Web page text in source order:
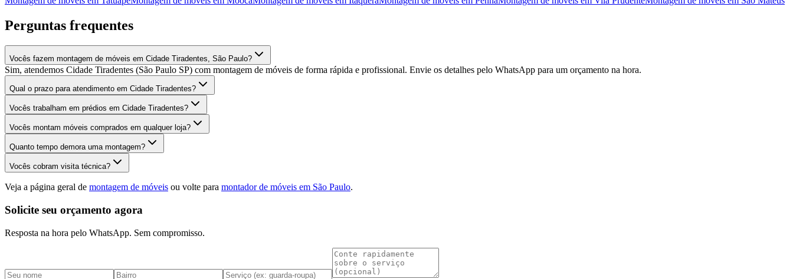
Perguntas frequentes
Vocês fazem montagem de móveis em Cidade Tiradentes, São Paulo?
Sim, atendemos Cidade Tiradentes (São Paulo SP) com montagem de móveis de forma rápida e profissional. Envie os detalhes pelo WhatsApp para um orçamento na hora.
Qual o prazo para atendimento em Cidade Tiradentes?
Vocês trabalham em prédios em Cidade Tiradentes?
Vocês montam móveis comprados em qualquer loja?
Quanto tempo demora uma montagem?
Vocês cobram visita técnica?
Veja a página geral de montagem de móveis ou volte para montador de móveis em São Paulo.
Solicite seu orçamento agora
Resposta na hora pelo WhatsApp. Sem compromisso.